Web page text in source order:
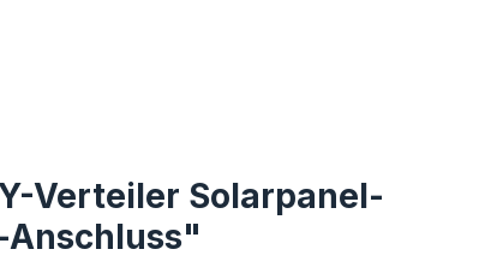
Verteiler Solarpanel-
Anschluss"